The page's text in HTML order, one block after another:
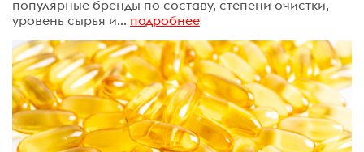
популярные бренды по составу, степени очистки,
уровень сырья и... подробнее